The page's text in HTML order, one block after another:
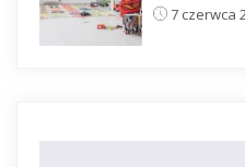
7 czerwca